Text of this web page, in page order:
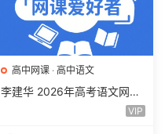
高中网课 · 高中语文
李建华 2026年高考语文网课
教程 高三语文 a+二三轮复习
VIP